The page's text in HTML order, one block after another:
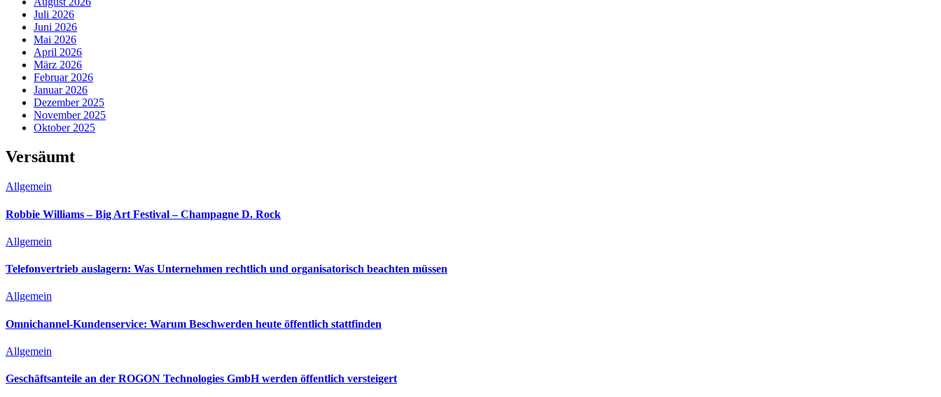
Juli 2026
Juni 2026
Mai 2026
April 2026
März 2026
Februar 2026
Januar 2026
Dezember 2025
November 2025
Oktober 2025
Versäumt
Allgemein
Robbie Williams – Big Art Festival – Champagne D. Rock
Allgemein
Telefonvertrieb auslagern: Was Unternehmen rechtlich und organisatorisch beachten müssen
Allgemein
Omnichannel-Kundenservice: Warum Beschwerden heute öffentlich stattfinden
Allgemein
Geschäftsanteile an der ROGON Technologies GmbH werden öffentlich versteigert